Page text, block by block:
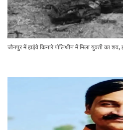
जौनपुर में हाईवे किनारे पॉलिथीन में मिला युवती का